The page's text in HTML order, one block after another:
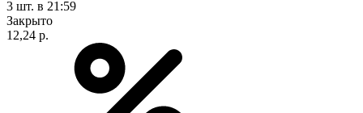
3 шт. в 21:59
Закрыто
12,24 р.